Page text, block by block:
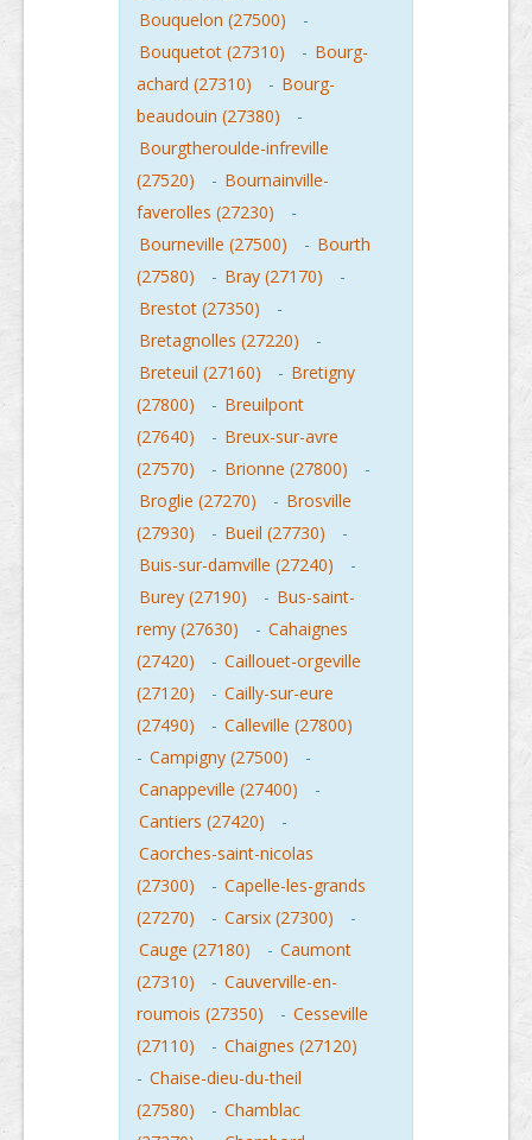
Bouquelon (27500)
-
Bouquetot (27310)
- Bourg-
achard (27310)
- Bourg-
beaudouin (27380)
-
Bourgtheroulde-infreville
(27520)
- Bournainville-
faverolles (27230)
-
Bourneville (27500)
- Bourth
(27580)
- Bray (27170)
-
Brestot (27350)
-
Bretagnolles (27220)
-
Breteuil (27160)
- Bretigny
(27800)
- Breuilpont
(27640)
- Breux-sur-avre
(27570)
- Brionne (27800)
-
Broglie (27270)
- Brosville
(27930)
- Bueil (27730)
-
Buis-sur-damville (27240)
-
Burey (27190)
- Bus-saint-
remy (27630)
- Cahaignes
(27420)
- Caillouet-orgeville
(27120)
- Cailly-sur-eure
(27490)
- Calleville (27800)
- Campigny (27500)
-
Canappeville (27400)
-
Cantiers (27420)
-
Caorches-saint-nicolas
(27300)
- Capelle-les-grands
(27270)
- Carsix (27300)
-
Cauge (27180)
- Caumont
(27310)
- Cauverville-en-
roumois (27350)
- Cesseville
(27110)
- Chaignes (27120)
- Chaise-dieu-du-theil
(27580)
- Chamblac